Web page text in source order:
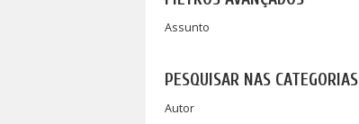
Assunto
PESQUISAR NAS CATEGORIAS
Autor